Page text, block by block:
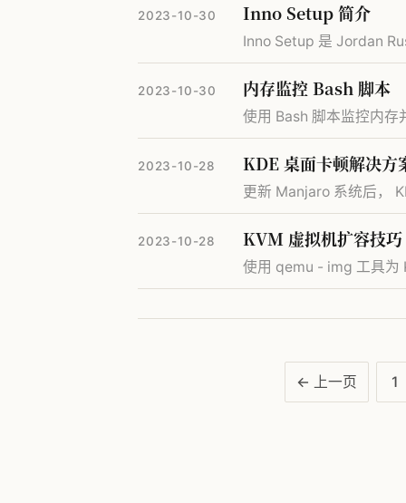
2023-10-30 Inno Setup 简介
Inno Setup 是 Jordan
2023-10-30 内存监控 Bash 脚本
使用 Bash 脚本监控内存
2023-10-28 KDE 桌面卡顿解决方
更新 Manjaro 系统后，
2023-10-28 KVM 虚拟机扩容技巧
使用 qemu - img 工具为
← 上一页 1